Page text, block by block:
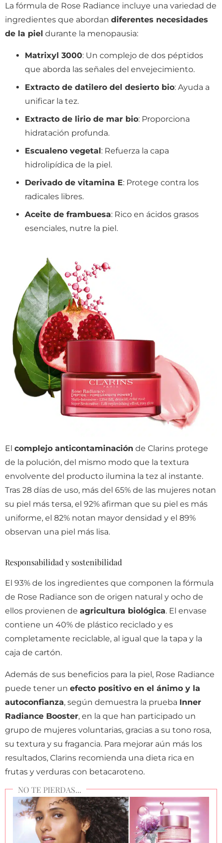
La fórmula de Rose Radiance incluye una variedad de
ingredientes que abordan diferentes necesidades
de la piel durante la menopausia:
Matrixyl 3000: Un complejo de dos péptidos
que aborda las señales del envejecimiento.
Extracto de datilero del desierto bio: Ayuda a
unificar la tez.
Extracto de lirio de mar bio: Proporciona
hidratación profunda.
Escualeno vegetal: Refuerza la capa
hidrolipídica de la piel.
Derivado de vitamina E: Protege contra los
radicales libres.
Aceite de frambuesa: Rico en ácidos grasos
esenciales, nutre la piel.
El complejo anticontaminación de Clarins protege
de la polución, del mismo modo que la textura
envolvente del producto ilumina la tez al instante.
Tras 28 días de uso, más del 65% de las mujeres notan
su piel más tersa, el 92% afirman que su piel es más
uniforme, el 82% notan mayor densidad y el 89%
observan una piel más lisa.
Responsabilidad y sostenibilidad
El 93% de los ingredientes que componen la fórmula
de Rose Radiance son de origen natural y ocho de
ellos provienen de agricultura biológica. El envase
contiene un 40% de plástico reciclado y es
completamente reciclable, al igual que la tapa y la
caja de cartón.
Además de sus beneficios para la piel, Rose Radiance
puede tener un efecto positivo en el ánimo y la
autoconfianza, según demuestra la prueba Inner
Radiance Booster, en la que han participado un
grupo de mujeres voluntarias, gracias a su tono rosa,
su textura y su fragancia. Para mejorar aún más los
resultados, Clarins recomienda una dieta rica en
frutas y verduras con betacaroteno.